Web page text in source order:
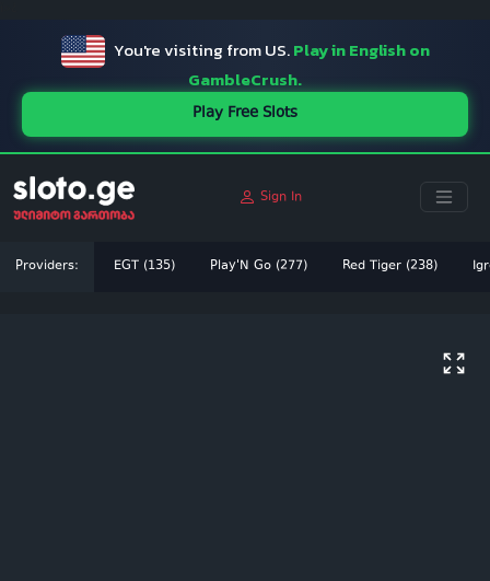
You're visiting from US.Play in English on
GambleCrush.
Play Free Slots
Sign In
Providers: EGT (135) Play'N Go (277) Red Tiger (238)